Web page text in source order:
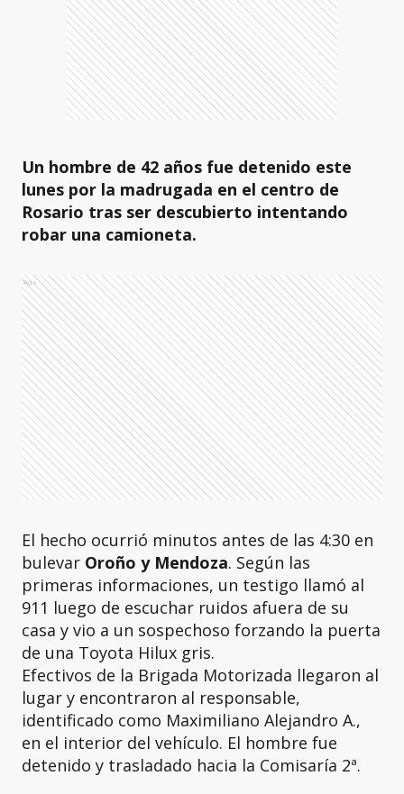
Un hombre de 42 años fue detenido este
lunes por la madrugada en el centro de
Rosario tras ser descubierto intentando
robar una camioneta.
Ads
El hecho ocurrió minutos antes de las 4:30 en
bulevar Oroño y Mendoza. Según las
primeras informaciones, un testigo llamó al
911 luego de escuchar ruidos afuera de su
casa y vio a un sospechoso forzando la puerta
de una Toyota Hilux gris.
Efectivos de la Brigada Motorizada llegaron al
lugar y encontraron al responsable,
identificado como Maximiliano Alejandro A.,
en el interior del vehículo. El hombre fue
detenido y trasladado hacia la Comisaría 2ª.